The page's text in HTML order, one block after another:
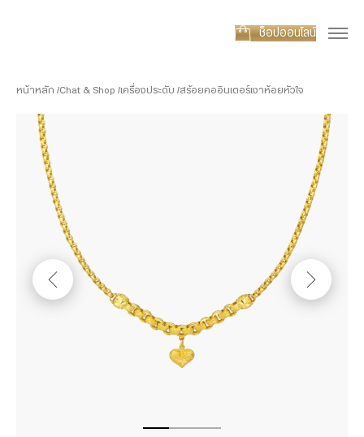
ช็อปออนไลน์
หน้าหลัก Chat & Shop เครื่องประดับ สร้อยคออินเตอร์เงาห้อยหัวใจ